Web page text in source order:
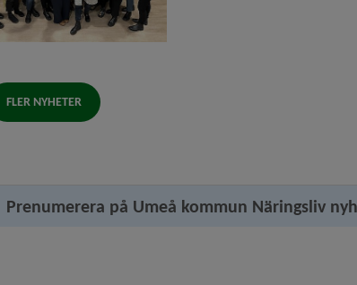
FLER NYHETER
Prenumerera på Umeå kommun Näringsliv